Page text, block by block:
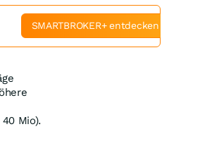
Mio).
SMARTBROKER+ entdecken